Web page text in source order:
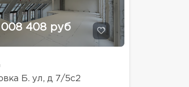
008 408 руб
Б. ул, д 7/5с2